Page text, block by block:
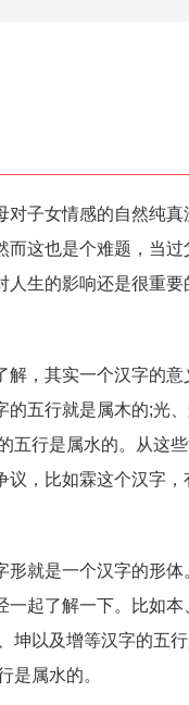
子女情感的自然纯真
而这也是个难题，当
人生的影响还是很重
，其实一个汉字的意
的五行就是属木的;光
五行是属水的。从这
议，比如霖这个汉字
就是一个汉字的形体
一起了解一下。比如
坤以及增等汉字的五
是属水的。